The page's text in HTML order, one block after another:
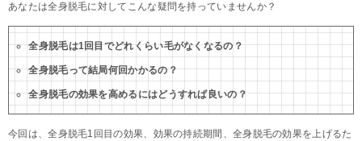
あなたは全身脱毛に対してこんな疑問を持っていませんか？
全身脱毛は1回目でどれくらい毛がなくなるの？
全身脱毛って結局何回かかるの？
全身脱毛の効果を高めるにはどうすれば良いの？
今回は、全身脱毛1回目の効果、効果の持続期間、全身脱毛の効果を上げるた